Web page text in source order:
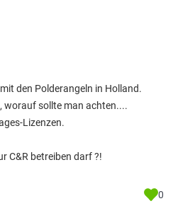
den Polderangeln in Holland.
worauf sollte man achten....
Lizenzen.
C&R betreiben darf ?!
0